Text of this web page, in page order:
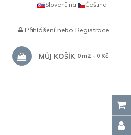
Čeština
Slovenčina
Přihlášenínebo Registrace
MŮJ KOŠÍK 0 m2 - 0 Kč